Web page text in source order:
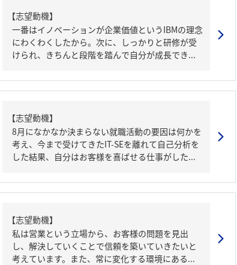
【志望動機】
一番はイノベーションが企業価値というIBMの理念
にわくわくしたから。次に、しっかりと研修が受
けられ、きちんと段階を踏んで自分が成長でき...
【志望動機】
8月になかなか決まらない就職活動の要因は何かを
考え、今まで受けてきたIT-SEを離れて自己分析を
した結果、自分はお客様を喜ばせる仕事がした...
【志望動機】
私は営業という立場から、お客様の問題を見出
し、解決していくことで信頼を築いていきたいと
考えています。また、常に変化する環境にある...